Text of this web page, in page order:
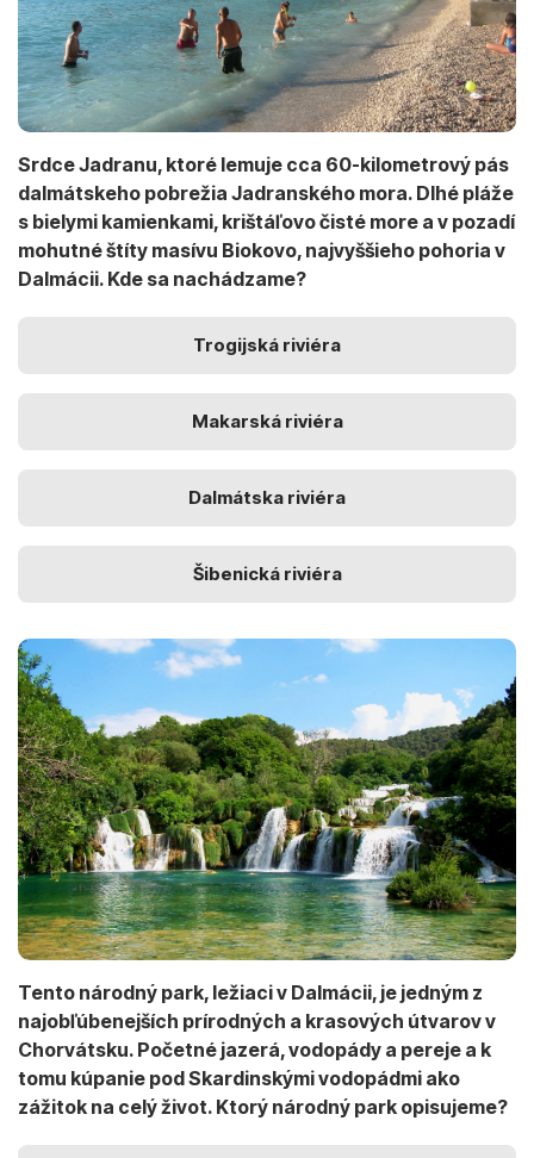
Srdce Jadranu, ktoré lemuje cca 60-kilometrový pás
dalmátskeho pobrežia Jadranského mora. Dlhé pláže
s bielymi kamienkami, krištáľovo čisté more a v pozadí
mohutné štíty masívu Biokovo, najvyššieho pohoria v
Dalmácii. Kde sa nachádzame?
Trogijská riviéra
Makarská riviéra
Dalmátska riviéra
Šibenická riviéra
Tento národný park, ležiaci v Dalmácii, je jedným z
najobľúbenejších prírodných a krasových útvarov v
Chorvátsku. Početné jazerá, vodopády a pereje a k
tomu kúpanie pod Skardinskými vodopádmi ako
zážitok na celý život. Ktorý národný park opisujeme?